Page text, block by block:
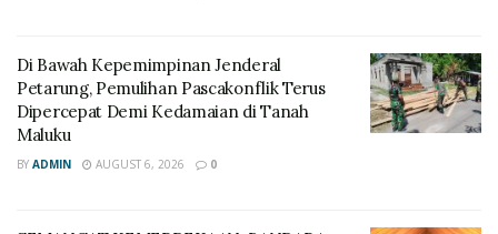
Di Bawah Kepemimpinan Jenderal
Petarung, Pemulihan Pascakonflik Terus
Dipercepat Demi Kedamaian di Tanah
Maluku
BY ADMIN AUGUST 6, 2026 0